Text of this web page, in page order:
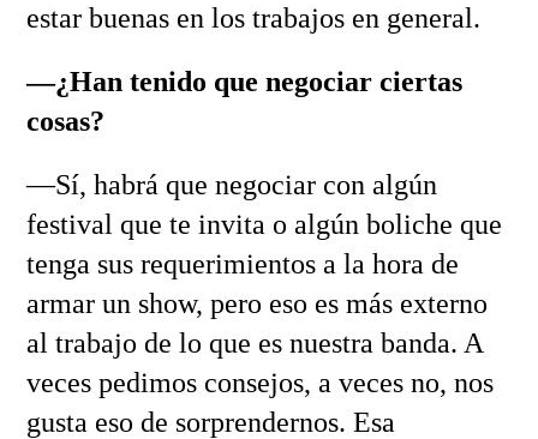
estar buenas en los trabajos en general.
—¿Han tenido que negociar ciertas
cosas?
—Sí, habrá que negociar con algún
festival que te invita o algún boliche que
tenga sus requerimientos a la hora de
armar un show, pero eso es más externo
al trabajo de lo que es nuestra banda. A
veces pedimos consejos, a veces no, nos
gusta eso de sorprendernos. Esa